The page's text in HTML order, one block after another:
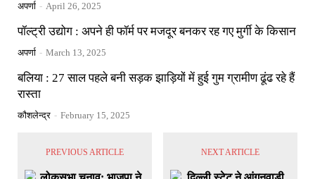
अपर्णा - April 26, 2025
पॉल्ट्री उद्योग : अपने ही फॉर्म पर मजदूर बनकर रह गए मुर्गी के किसान
अपर्णा - March 13, 2025
बलिया : 27 साल पहले बनी सड़क झाड़ियों में हुई गुम ग्रामीण ढूंढ रहे हैं
रास्ता
कौशलेन्द्र - February 15, 2025
PREVIOUS ARTICLE NEXT ARTICLE